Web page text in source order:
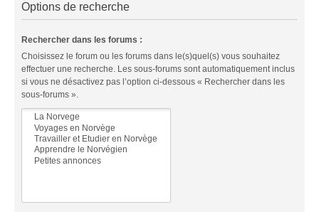
Options de recherche
Rechercher dans les forums :
Choisissez le forum ou les forums dans le(s)quel(s) vous souhaitez
effectuer une recherche. Les sous-forums sont automatiquement inclus
si vous ne désactivez pas l’option ci-dessous « Rechercher dans les
sous-forums ».